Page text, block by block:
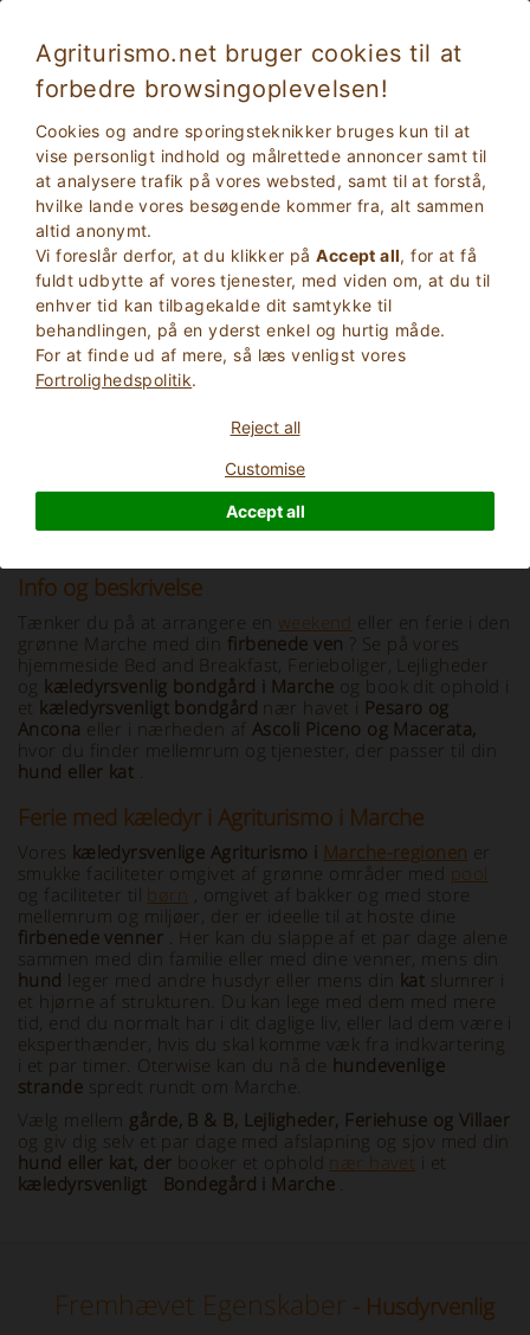
Agriturismo.net bruger cookies til at
forbedre browsingoplevelsen!
Cookies og andre sporingsteknikker bruges kun til at
vise personligt indhold og målrettede annoncer samt til
at analysere trafik på vores websted, samt til at forstå,
hvilke lande vores besøgende kommer fra, alt sammen
altid anonymt.
Vi foreslår derfor, at du klikker påAccept all, for at få
fuldt udbytte af vores tjenester, med viden om, at du til
enhver tid kan tilbagekalde dit samtykke til
behandlingen, på en yderst enkel og hurtig måde.
For at finde ud af mere, så læs venligst vores
Fortrolighedspolitik.
Reject all
Customise
Accept all
Ferie med kæledyr: hund og kæledyrsvenlig
indkvartering i Marche
2Voksne
Info og beskrivelse
Tænker du på at arrangere en weekend eller en ferie i den
grønne Marche med din firbenede ven ? Se på vores
hjemmeside Bed and Breakfast, Ferieboliger, Lejligheder
og kæledyrsvenlig bondgård i Marche og book dit ophold i
et kæledyrsvenligt bondgård nær havet i Pesaro og
Ancona eller i nærheden af Ascoli Piceno og Macerata,
hvor du finder mellemrum og tjenester, der passer til din
hund eller kat .
Ferie med kæledyr i Agriturismo i Marche
Vores kæledyrsvenlige Agriturismo i Marche-regionen er
smukke faciliteter omgivet af grønne områder med pool
og faciliteter til børn , omgivet af bakker og med store
mellemrum og miljøer, der er ideelle til at hoste dine
firbenede venner . Her kan du slappe af et par dage alene
sammen med din familie eller med dine venner, mens din
hund leger med andre husdyr eller mens din kat slumrer i
et hjørne af strukturen. Du kan lege med dem med mere
tid, end du normalt har i dit daglige liv, eller lad dem være i
eksperthænder, hvis du skal komme væk fra indkvartering
i et par timer. Oterwise kan du nå de hundevenlige
strande spredt rundt om Marche.
Vælg mellem gårde, B & B, Lejligheder, Feriehuse og Villaer
og giv dig selv et par dage med afslapning og sjov med din
hund eller kat, der booker et ophold nær havet i et
kæledyrsvenligt
Bondegård i Marche.
Fremhævet Egenskaber - Husdyrvenlig